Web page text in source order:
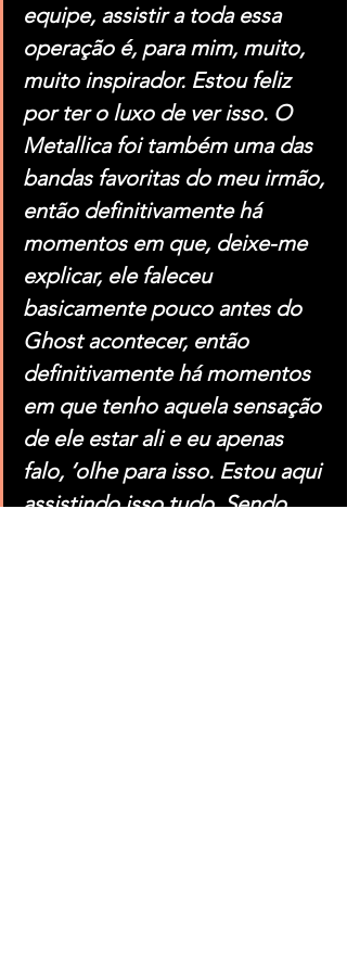
equipe, assistir a toda essa
operação é, para mim, muito,
muito inspirador. Estou feliz
por ter o luxo de ver isso. O
Metallica foi também uma das
bandas favoritas do meu irmão,
então definitivamente há
momentos em que, deixe-me
explicar, ele faleceu
basicamente pouco antes do
Ghost acontecer, então
definitivamente há momentos
em que tenho aquela sensação
de ele estar ali e eu apenas
falo, ‘olhe para isso. Estou aqui
assistindo isso tudo. Sendo